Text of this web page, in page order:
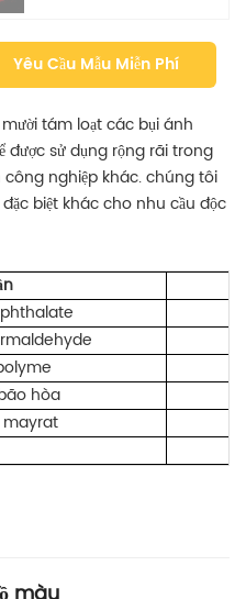
Yêu Cầu Mẫu Miễn Phí
tám loạt các bụi ánh
được sử dụng rộng rãi trong
nghiệp khác. chúng tôi
biệt khác cho nhu cầu độc
hòa